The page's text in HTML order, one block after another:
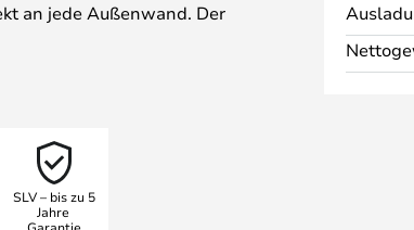
an jede Außenwand. Der
für eine breite
energieeffizient als auch
kann die Leuchte
werden, während sie in
SLV – bis zu 5
Jahre